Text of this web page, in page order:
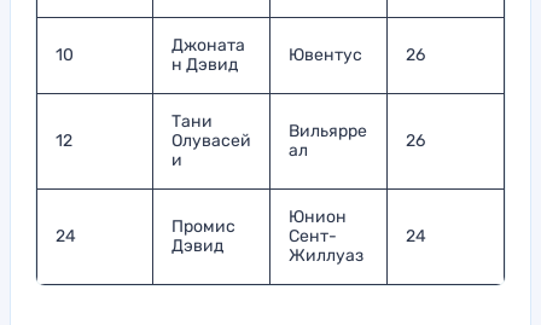
10
Джоната
н Дэвид
Ювентус 26
12
Тани
Олувасей
и
Вильярре
ал
26
24
Промис
Дэвид
Юнион
Сент-
Жиллуаз
24